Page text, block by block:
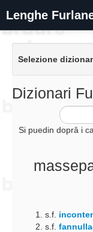
Lenghe
Formari
Coretôr Ortografic
Informazions
Selezione
Dizionari
Si puedin doprâ i
s.f.
s.f.